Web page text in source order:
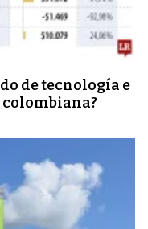
de tecnología e